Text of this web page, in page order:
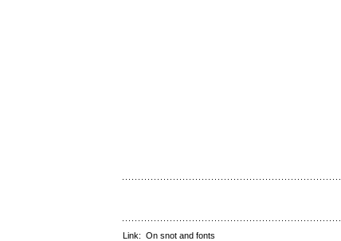
Link: On snot and fonts